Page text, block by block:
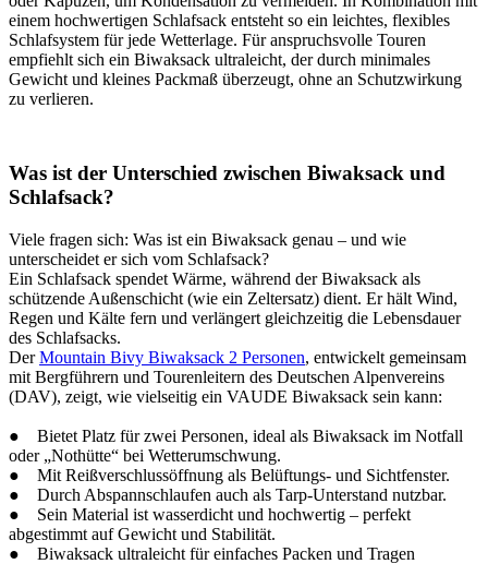
einem hochwertigen Schlafsack entsteht so ein leichtes, flexibles
Schlafsystem für jede Wetterlage. Für anspruchsvolle Touren
empfiehlt sich ein Biwaksack ultraleicht, der durch minimales
Gewicht und kleines Packmaß überzeugt, ohne an Schutzwirkung
zu verlieren.
Was ist der Unterschied zwischen Biwaksack und
Schlafsack?
Viele fragen sich: Was ist ein Biwaksack genau – und wie
unterscheidet er sich vom Schlafsack?
Ein Schlafsack spendet Wärme, während der Biwaksack als
schützende Außenschicht (wie ein Zeltersatz) dient. Er hält Wind,
Regen und Kälte fern und verlängert gleichzeitig die Lebensdauer
des Schlafsacks.
DerMountain Bivy Biwaksack 2 Personen, entwickelt gemeinsam
mit Bergführern und Tourenleitern des Deutschen Alpenvereins
(DAV), zeigt, wie vielseitig ein VAUDE Biwaksack sein kann:
● Bietet Platz für zwei Personen, ideal als Biwaksack im Notfall
oder „Nothütte“ bei Wetterumschwung.
● Mit Reißverschlussöffnung als Belüftungs- und Sichtfenster.
● Durch Abspannschlaufen auch als Tarp-Unterstand nutzbar.
● Sein Material ist wasserdicht und hochwertig – perfekt
abgestimmt auf Gewicht und Stabilität.
● Biwaksack ultraleicht für einfaches Packen und Tragen